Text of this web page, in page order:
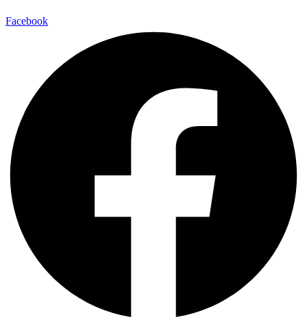
Facebook